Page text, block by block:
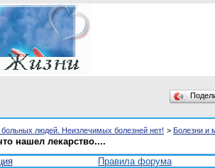
людей. Неизлечимых болезней нет! > Болезни и
нашел лекарство....
Правила форума